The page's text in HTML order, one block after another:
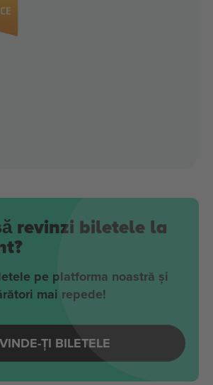
revinzi biletele la
pe platforma noastră și
mai repede!
VINDE-ȚI BILETELE